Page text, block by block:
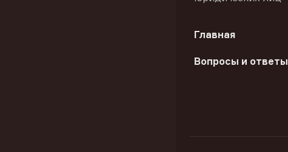
Главная
Вопросы и ответы